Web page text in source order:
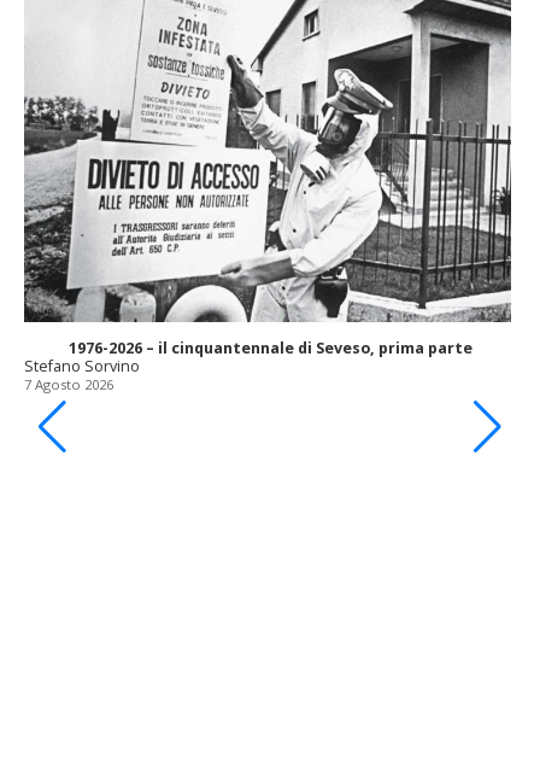
1976-2026 – il cinquantennale di Seveso, prima parte
Stefano Sorvino
7 Agosto 2026